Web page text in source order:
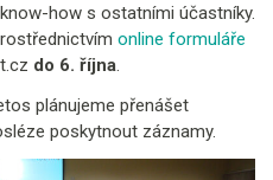
how s ostatními účastníky.
online formuláře
do 6. října.
plánujeme přenášet
poskytnout záznamy.